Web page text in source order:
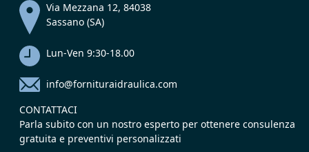
Via Mezzana 12, 84038
Sassano (SA)
Lun-Ven 9:30-18.00
info@fornituraidraulica.com
CONTATTACI
Parla subito con un nostro esperto per ottenere consulenza
gratuita e preventivi personalizzati